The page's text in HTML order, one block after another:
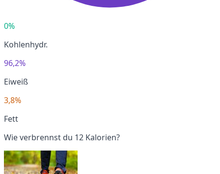
0%
Kohlenhydr.
96,2%
Eiweiß
3,8%
Fett
Wie verbrennst du 12 Kalorien?